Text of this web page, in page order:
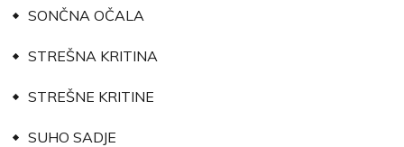
SONČNA OČALA
STREŠNA KRITINA
STREŠNE KRITINE
SUHO SADJE